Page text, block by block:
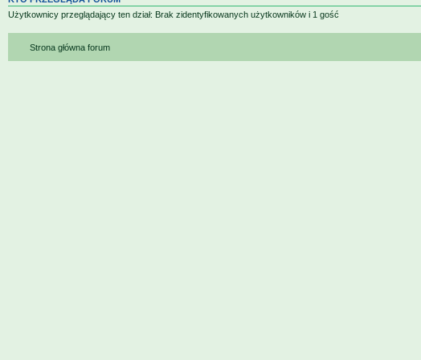
Użytkownicy przeglądający ten dział: Brak zidentyfikowanych użytkowników i 1 gość
Strona główna forum